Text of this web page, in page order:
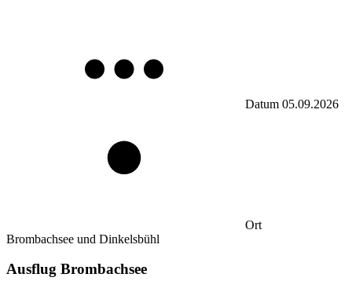
Datum 05.09.2026
Ort
Brombachsee und Dinkelsbühl
Ausflug Brombachsee